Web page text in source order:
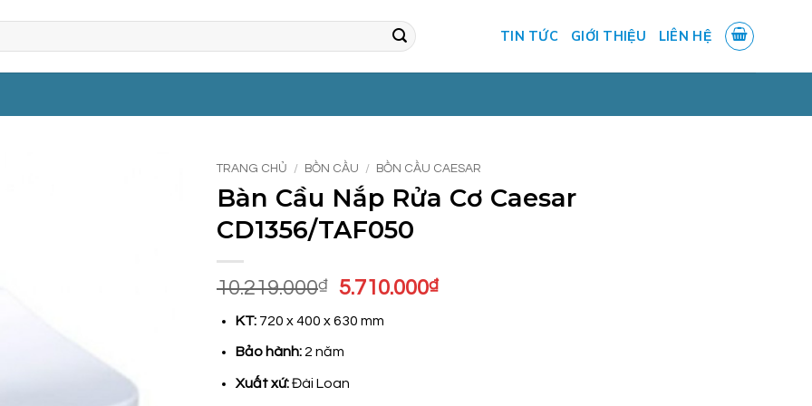
TIN TỨC GIỚI THIỆU LIÊN HỆ
TRANG CHỦ / BỒN CẦU / BỒN CẦU CAESAR
Bàn Cầu Nắp Rửa Cơ Caesar
CD1356/TAF050
10.219.000₫
Giá
là:
10.219.000₫.
5.710.000₫Giá
KT:720 x 400 x 630 mm
Bảo hành: 2 năm
Xuất xứ:Đài Loan